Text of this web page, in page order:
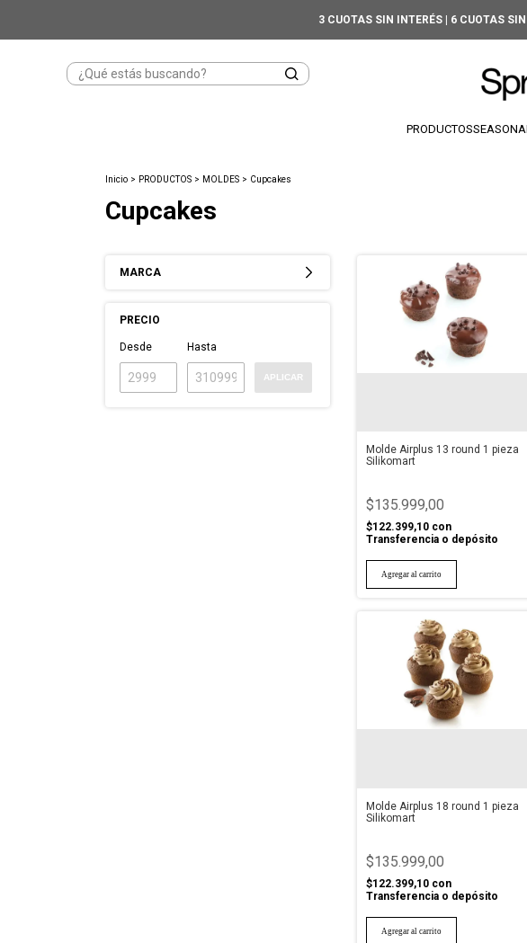
3 CUOTAS SIN INTERÉS | 6 CUOTAS
PRODUCTOS
Inicio > PRODUCTOS > MOLDES > Cupcakes
Cupcakes
MARCA
PRECIO
Desde Hasta
APLICAR
Molde Airplus 13 round 1 pieza
Silikomart
$135.999,00
$122.399,10 con
Transferencia o depósito
Molde Airplus 18 round 1 pieza
Silikomart
$135.999,00
$122.399,10 con
Transferencia o depósito